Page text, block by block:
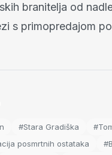
branitelja od
s primopredajom
#Stara Gradiška
posmrtnih ostataka